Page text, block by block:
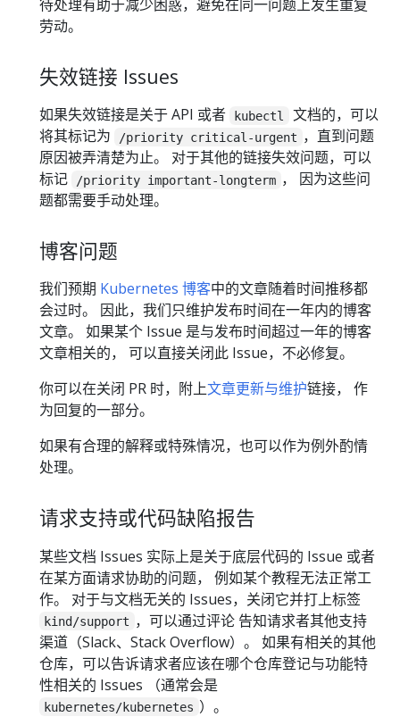
待处理有助于减少困惑，避免在同一问题上发生重复
劳动。
失效链接 Issues
如果失效链接是关于 API 或者 kubectl
文档的，可以
将其标记为
/priority critical-urgent ，直到问题
原因被弄清楚为止。 对于其他的链接失效问题，可以
标记
/priority important-longterm ， 因为这些问
题都需要手动处理。
博客问题
我们预期 Kubernetes 博客中的文章随着时间推移都
会过时。 因此，我们只维护发布时间在一年内的博客
文章。 如果某个 Issue 是与发布时间超过一年的博客
文章相关的， 可以直接关闭此 Issue，不必修复。
你可以在关闭 PR 时，附上文章更新与维护链接， 作
为回复的一部分。
如果有合理的解释或特殊情况，也可以作为例外酌情
处理。
请求支持或代码缺陷报告
某些文档 Issues 实际上是关于底层代码的 Issue 或者
在某方面请求协助的问题， 例如某个教程无法正常工
作。 对于与文档无关的 Issues，关闭它并打上标签
kind/support ，可以通过评论 告知请求者其他支持
渠道（Slack、Stack Overflow）。 如果有相关的其他
仓库，可以告诉请求者应该在哪个仓库登记与功能特
性相关的 Issues （通常会是
kubernetes/kubernetes ）。